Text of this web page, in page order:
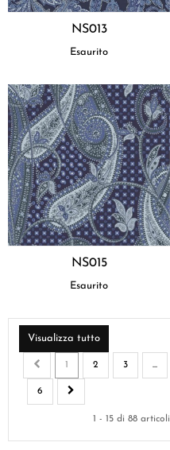
NS013
Esaurito
NS015
Esaurito
Visualizza tutto
1 2 3 ...
6
1 - 15 di 88 articoli